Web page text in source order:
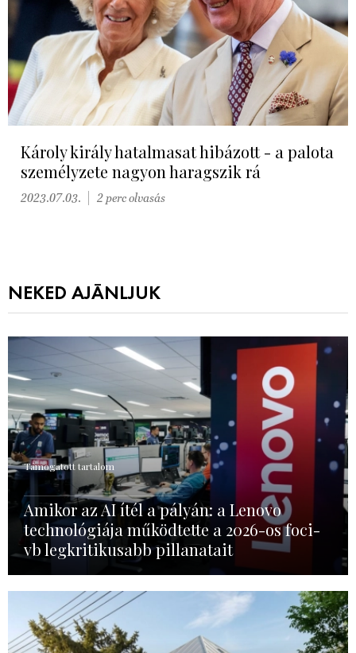
Károly király hatalmasat hibázott - a palota
személyzete nagyon haragszik rá
2023.07.03. 2 perc olvasás
NEKED AJÁNLJUK
Támogatott tartalom
Amikor az AI ítél a pályán: a Lenovo
technológiája működtette a 2026-os foci-
vb legkritikusabb pillanatait